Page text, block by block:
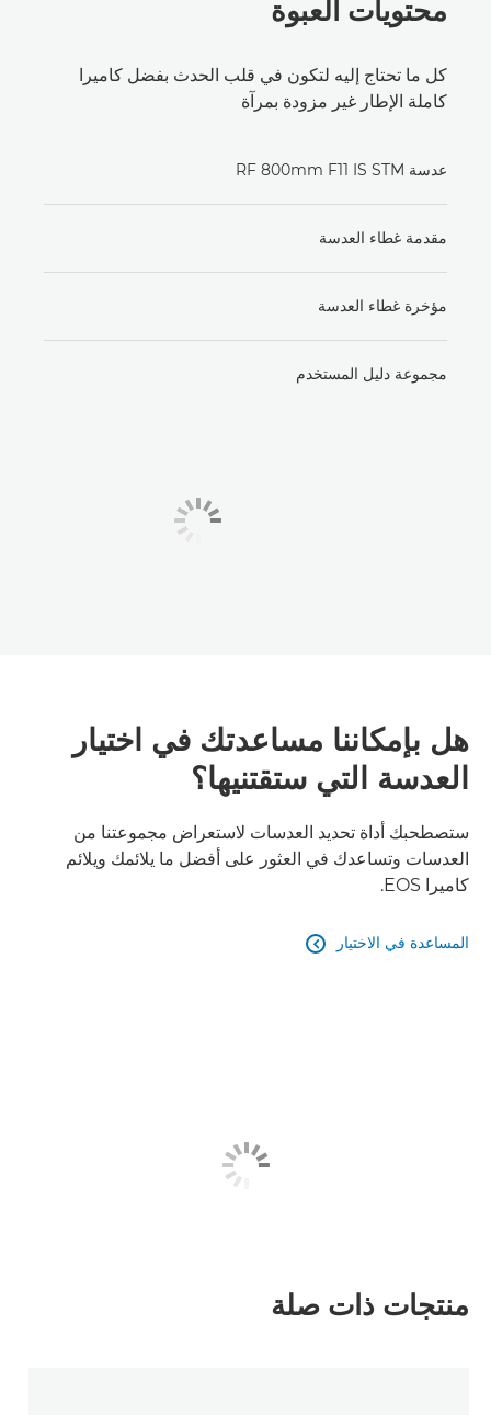
محتويات العبوة
كل ما تحتاج إليه لتكون في قلب الحدث بفضل كاميرا
كاملة الإطار غير مزودة بمرآة
عدسة RF 800mm F11 IS STM
مقدمة غطاء العدسة
مؤخرة غطاء العدسة
مجموعة دليل المستخدم
هل بإمكاننا مساعدتك في اختيار
العدسة التي ستقتنيها؟
ستصطحبك أداة تحديد العدسات لاستعراض مجموعتنا من
العدسات وتساعدك في العثور على أفضل ما يلائمك ويلائم
كاميرا EOS.
المساعدة في الاختيار 
منتجات ذات صلة